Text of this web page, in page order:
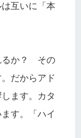
互いに「本
るか？ その
だからアド
ます。カタ
す。「ハイ